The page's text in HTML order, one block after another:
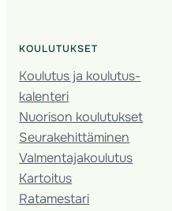
KOULUTUKSET
Koulutus ja koulutus­
kalenteri
Nuorison koulutukset
Seura­kehittäminen
Valmentaja­koulutus
Kartoitus
Ratamestari